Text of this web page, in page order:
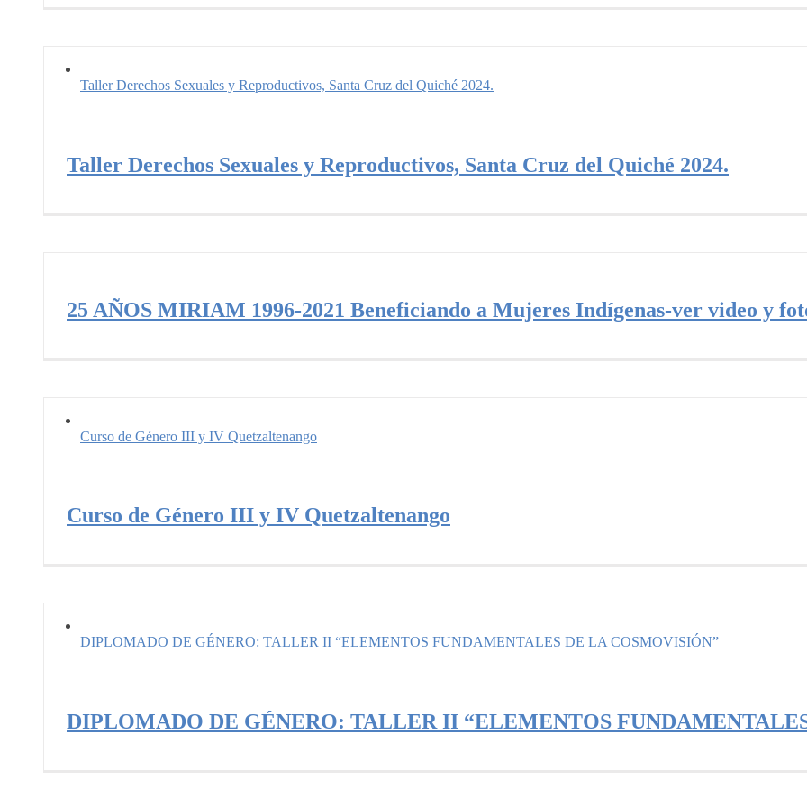
Taller Derechos Sexuales y Reproductivos, Santa Cruz del Quiché 2024.
Taller Derechos Sexuales y Reproductivos, Santa Cruz del Quiché 2024.
25 AÑOS MIRIAM 1996-2021 Beneficiando a Mujeres Indígenas-ver video y
Curso de Género III y IV Quetzaltenango
Curso de Género III y IV Quetzaltenango
DIPLOMADO DE GÉNERO: TALLER II “ELEMENTOS FUNDAMENTALES DE LA COSMOVISIÓN”
DIPLOMADO DE GÉNERO: TALLER II “ELEMENTOS